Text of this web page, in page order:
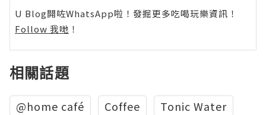
U Blog開咗WhatsApp啦！發掘更多吃喝玩樂資訊！
Follow 我哋 ！
相關話題
@home café Coffee
Tonic Water